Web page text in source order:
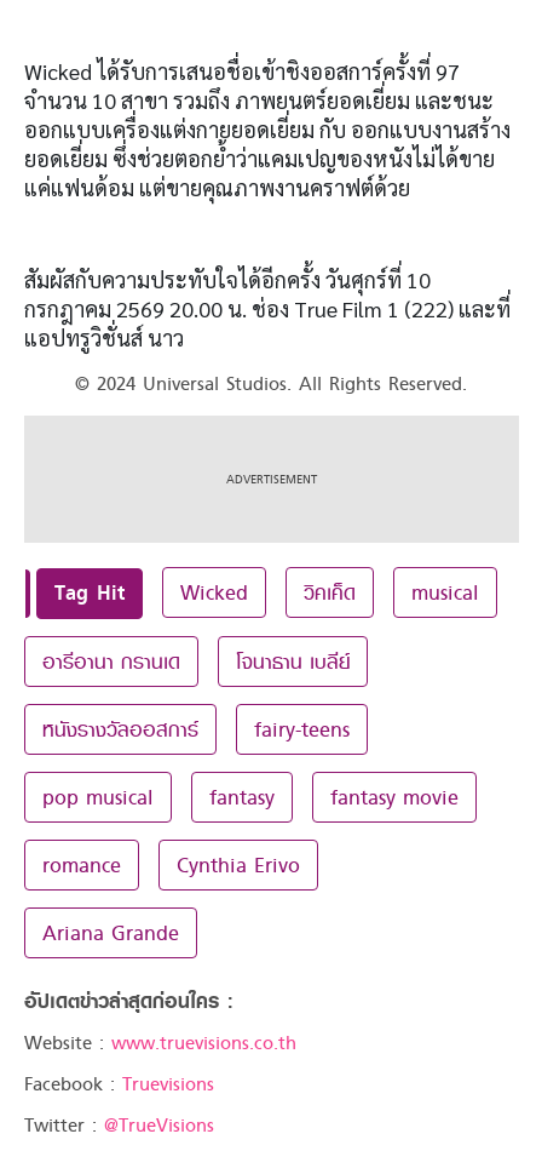
Wicked ได้รับการเสนอชื่อเข้าชิงออสการ์ครั้งที่ 97
จำนวน 10 สาขา รวมถึง ภาพยนตร์ยอดเยี่ยม และชนะ
ออกแบบเครื่องแต่งกายยอดเยี่ยม กับ ออกแบบงานสร้าง
ยอดเยี่ยม ซึ่งช่วยตอกย้ำว่าแคมเปญของหนังไม่ได้ขาย
แค่แฟนด้อม แต่ขายคุณภาพงานคราฟต์ด้วย
สัมผัสกับความประทับใจได้อีกครั้ง วันศุกร์ที่ 10
กรกฎาคม 2569 20.00 น. ช่อง True Film 1 (222) และที่
แอปทรูวิชั่นส์ นาว
© 2024 Universal Studios. All Rights Reserved.
Tag Hit Wicked วิคเค็ด musical
อารีอานา กรานเด โจนาธาน เบลีย์
หนังรางวัลออสการ์ fairy-teens
pop musical fantasy fantasy movie
romance Cynthia Erivo
Ariana Grande
อัปเดตข่าวล่าสุดก่อนใคร :
Website : www.truevisions.co.th
Facebook : Truevisions
Twitter : @TrueVisions